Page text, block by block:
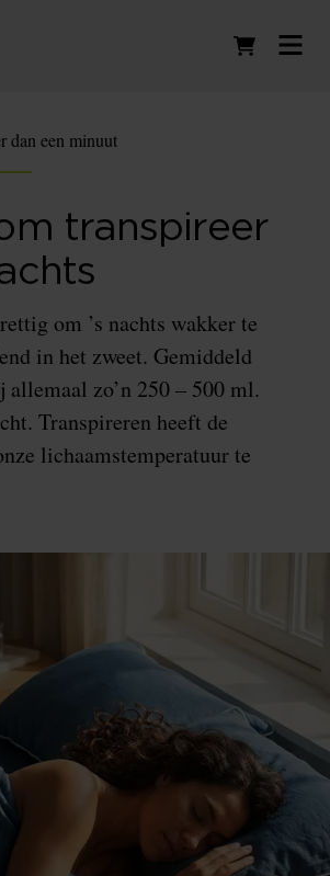
dan een minuut
transpireer
om ’s nachts wakker te
in het zweet. Gemiddeld
zo’n 250 – 500 ml.
Transpireren heeft de
lichaamstemperatuur te